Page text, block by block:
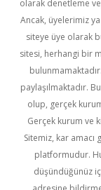
olarak denetleme
Ancak, üyelerimiz
siteye üye olarak
sitesi, herhangi bir
paylaşılmaktadır.
olup, gerçek
Gerçek kurum ve
Sitemiz, kar
platformudur.
düşündüğünüz